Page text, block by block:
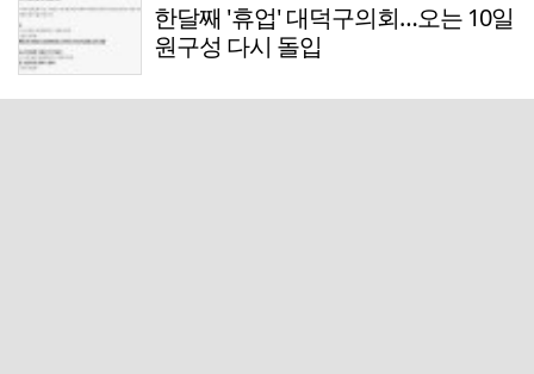
한달째 '휴업' 대덕구의회…오는 10일
원구성 다시 돌입